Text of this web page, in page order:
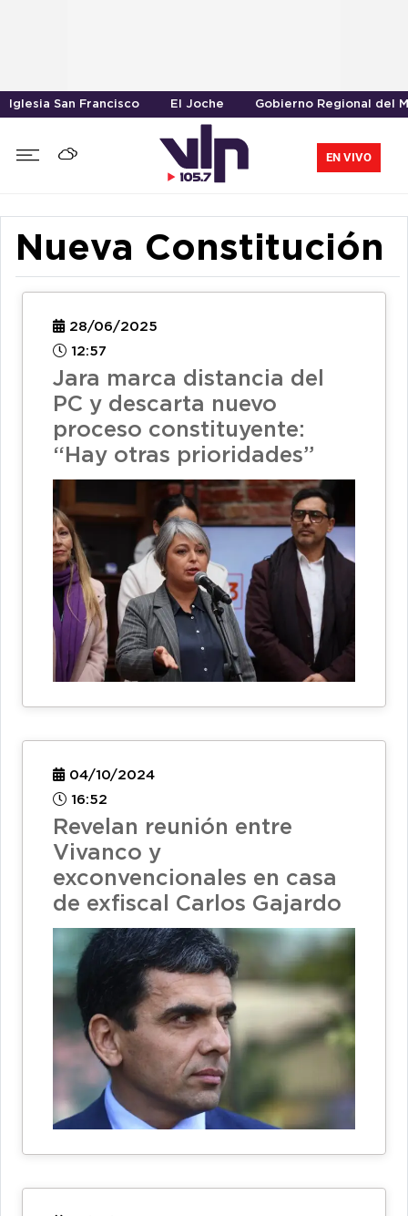
Iglesia San Francisco El Joche Gobierno Regional del
EN VIVO
Nueva Constitución
28/06/2025
12:57
Jara marca distancia del
PC y descarta nuevo
proceso constituyente:
“Hay otras prioridades”
04/10/2024
16:52
Revelan reunión entre
Vivanco y
exconvencionales en casa
de exfiscal Carlos Gajardo